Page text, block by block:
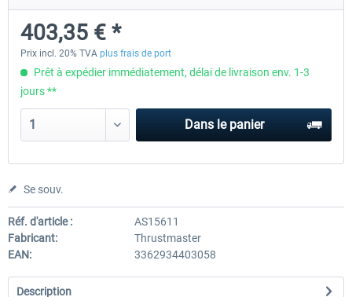
242,01 € *
403,35 € *
Prix incl. 20% TVA plus frais de port
Prêt à expédier immédiatement, délai de livraison env. 1-3
jours **
Dans le panier
Se souv.
Réf. d'article :
AS15611
Fabricant:
Thrustmaster
EAN:
3362934403058
Description